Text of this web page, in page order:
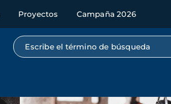
Proyectos Campaña 2026
Búsqueda por texto completo